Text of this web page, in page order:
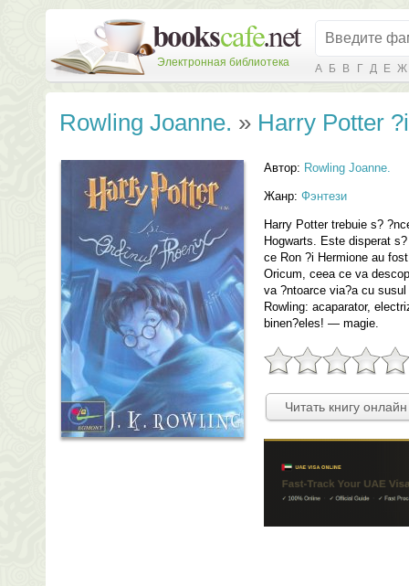
Электронная библиотека А Б В Г Д Е Ж
Rowling Joanne. » Harry Potter
Автор: Rowling Joanne.
Жанр: Фэнтези
Harry Potter trebuie s?
Hogwarts. Este disperat
ce Ron ?i Hermione au
Oricum, ceea ce va
va ?ntoarce via?a cu
Rowling: acaparator,
binen?eles! — magie.
Читать книгу